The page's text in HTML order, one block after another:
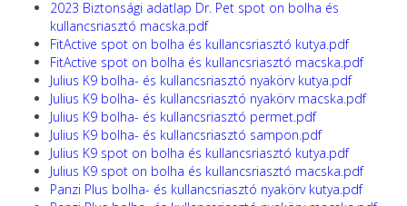
2023 Biztonsági adatlap Dr. Pet spot on bolha és
kullancsriasztó macska.pdf
FitActive spot on bolha és kullancsriasztó kutya.pdf
FitActive spot on bolha és kullancsriasztó macska.pdf
Julius K9 bolha- és kullancsriasztó nyakörv kutya.pdf
Julius K9 bolha- és kullancsriasztó nyakörv macska.pdf
Julius K9 bolha- és kullancsriasztó permet.pdf
Julius K9 bolha- és kullancsriasztó sampon.pdf
Julius K9 spot on bolha és kullancsriasztó kutya.pdf
Julius K9 spot on bolha és kullancsriasztó macska.pdf
Panzi Plus bolha- és kullancsriasztó nyakörv kutya.pdf